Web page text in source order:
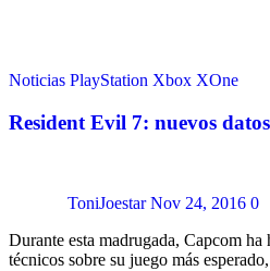
Noticias PlayStation Xbox XOne
Resident Evil 7: nuevos
ToniJoestar Nov 24, 2016 0
Durante esta madrugada, Capcom
técnicos sobre su juego más